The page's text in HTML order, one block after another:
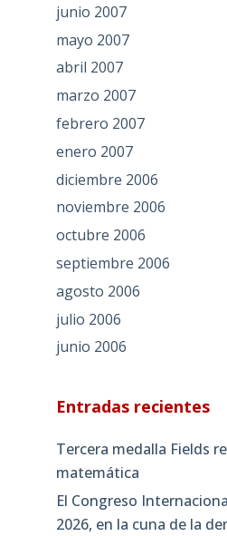
junio 2007
mayo 2007
abril 2007
marzo 2007
febrero 2007
enero 2007
diciembre 2006
noviembre 2006
octubre 2006
septiembre 2006
agosto 2006
julio 2006
junio 2006
Entradas recientes
Tercera medalla Fields
matemática
El Congreso
2026, en la cuna de la